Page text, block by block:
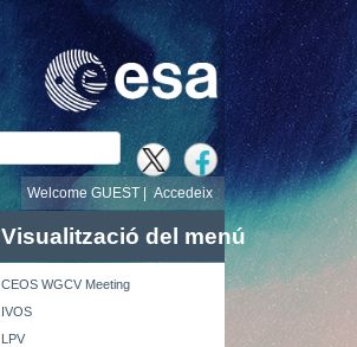
Accedeix
Welcome GUEST |
Visualització del menú
CEOS WGCV Meeting
IVOS
LPV